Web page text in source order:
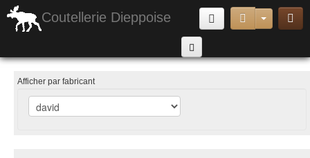
Coutellerie Dieppoise
couteaux pliants
Afficher par fabricant